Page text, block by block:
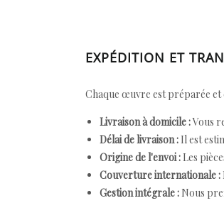
EXPÉDITION ET
Chaque œuvre est préparée et
Livraison à domicile :Vous
Délai de livraison : Il est
Origine de l'envoi : Les
Couverture internationale :
Gestion intégrale : Nous